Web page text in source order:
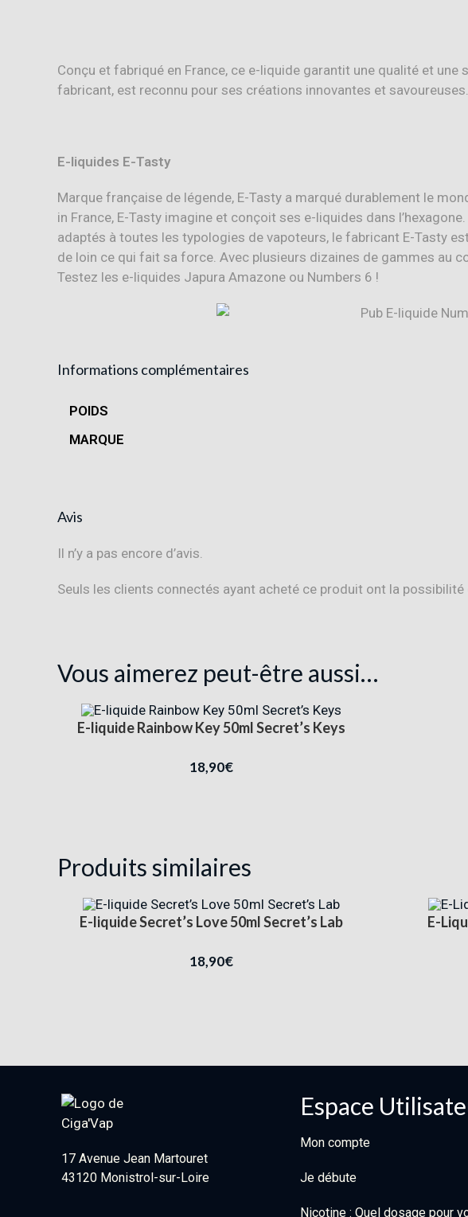
Conçu et fabriqué en France, ce e-liquide garantit une qualité et
fabricant, est reconnu pour ses créations innovantes et savoureuses.
E-liquides E-Tasty
Marque française de légende, E-Tasty a marqué durablement le
in France, E-Tasty imagine et conçoit ses e-liquides dans
adaptés à toutes les typologies de vapoteurs, le fabricant E-Tasty
de loin ce qui fait sa force. Avec plusieurs dizaines de gammes au
Testez les e-liquides Japura Amazone ou Numbers 6 !
Informations complémentaires
POIDS
MARQUE
Avis
Il n’y a pas encore d’avis.
Seuls les clients connectés ayant acheté ce produit ont la possibilité
Vous aimerez peut-être aussi…
E-liquide Rainbow Key 50ml Secret’s Keys
18,90€
Produits similaires
E-liquide Secret’s Love 50ml Secret’s Lab
18,90€
E-
17 Avenue Jean Martouret
43120 Monistrol-sur-Loire
Espace
Mon compte
Je débute
Nicotine : Quel dosage pour